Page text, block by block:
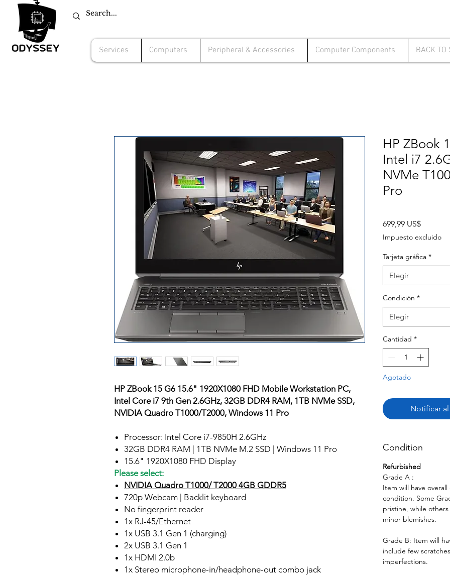
Services Computers Peripheral & Accessories Computer Components BACK TO
HP ZBook 15 G6 15.6" 1920X1080 FHD Mobile Workstation PC,
Intel Core i7 9th Gen 2.6GHz, 32GB DDR4 RAM, 1TB NVMe SSD,
NVIDIA Quadro T1000/T2000, Windows 11 Pro
Processor: Intel Core i7-9850H 2.6GHz
32GB DDR4 RAM | 1TB NVMe M.2 SSD | Windows 11 Pro
15.6" 1920X1080 FHD Display
Please select:
NVIDIA Quadro T1000/ T2000 4GB GDDR5
720p Webcam | Backlit keyboard
No fingerprint reader
1x RJ-45/Ethernet
1x USB 3.1 Gen 1 (charging)
2x USB 3.1 Gen 1
1x HDMI 2.0b
1x Stereo microphone-in/headphone-out combo jack
HP ZBook
Intel i7
NVMe
Pro
699,99 US$Precio
Impuesto excluido
Tarjeta gráfica *
Elegir
Condición *
Elegir
Cantidad *
Agotado
Notificar
Condition
Refurbished
Grade A :
Item will have
condition. Some
pristine, while
minor blemishes.
Grade B: Item will
include few
imperfections.